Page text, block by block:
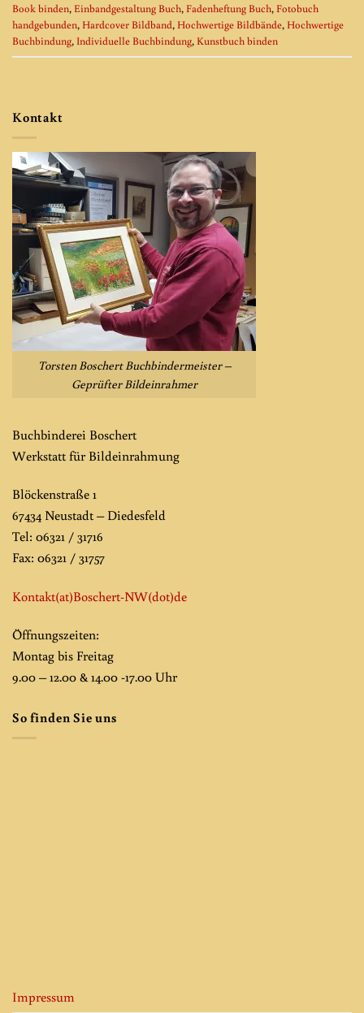
Book binden,Einbandgestaltung Buch,Fadenheftung Buch,Fotobuch
handgebunden,Hardcover Bildband,Hochwertige Bildbände,Hochwertige
Buchbindung,Individuelle Buchbindung,Kunstbuch binden
Kontakt
Torsten Boschert Buchbindermeister –
Geprüfter Bildeinrahmer
Buchbinderei Boschert
Werkstatt für Bildeinrahmung
Blöckenstraße 1
67434 Neustadt – Diedesfeld
Tel: 06321 / 31716
Fax: 06321 / 31757
Kontakt(at)Boschert-NW(dot)de
Öffnungszeiten:
Montag bis Freitag
9.00 – 12.00 & 14.00 -17.00 Uhr
So finden Sie uns
Impressum